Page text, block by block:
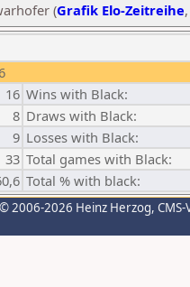
(Grafik Elo-Zeitreihe
16 Wins with Black:
8 Draws with Black:
9 Losses with Black:
33 Total games with Black:
Total % with black:
© 2006-2026 Heinz Herzog,